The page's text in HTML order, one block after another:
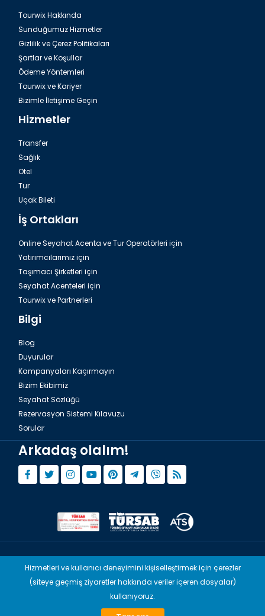
Tourwix Hakkında
Sunduğumuz Hizmetler
Gizlilik ve Çerez Politikaları
Şartlar ve Koşullar
Ödeme Yöntemleri
Tourwix ve Kariyer
Bizimle İletişime Geçin
Hizmetler
Transfer
Sağlık
Otel
Tur
Uçak Bileti
İş Ortakları
Online Seyahat Acenta ve Tur Operatörleri için
Yatırımcılarımız için
Taşımacı Şirketleri için
Seyahat Acenteleri için
Tourwix ve Partnerleri
Bilgi
Blog
Duyurular
Kampanyaları Kaçırmayın
Bizim Ekibimiz
Seyahat Sözlüğü
Rezervasyon Sistemi Kılavuzu
Sorular
Arkadaş olalım!
Artmodern UG (Haftungsbeschränkt) Almanya yasaları uyarınca
faaliyet göstermektedir
Hizmetleri ve kullanıcı deneyimini kişiselleştirmek için çerezler
(siteye geçmiş ziyaretler hakkında veriler içeren dosyalar)
kullanıyoruz.